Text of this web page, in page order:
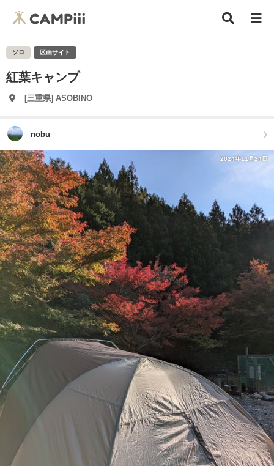
ソロ 区画サイト
紅葉キャンプ
[三重県] ASOBINO
nobu
2024年11月24日